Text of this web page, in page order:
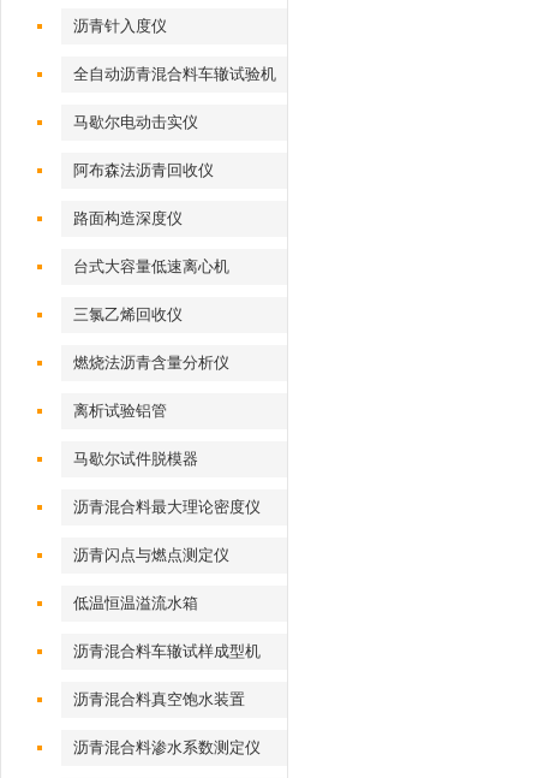
沥青针入度仪
全自动沥青混合料车辙试验机
马歇尔电动击实仪
阿布森法沥青回收仪
路面构造深度仪
台式大容量低速离心机
三氯乙烯回收仪
燃烧法沥青含量分析仪
离析试验铝管
马歇尔试件脱模器
沥青混合料最大理论密度仪
沥青闪点与燃点测定仪
低温恒温溢流水箱
沥青混合料车辙试样成型机
沥青混合料真空饱水装置
沥青混合料渗水系数测定仪